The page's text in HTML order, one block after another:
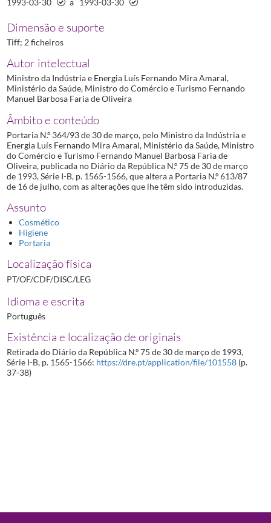
Dimensão e suporte
Tiff; 2 ficheiros
Autor intelectual
Ministro da Indústria e Energia Luís Fernando Mira Amaral,
Ministério da Saúde, Ministro do Comércio e Turismo Fernando
Manuel Barbosa Faria de Oliveira
Âmbito e conteúdo
Portaria N.º 364/93 de 30 de março, pelo Ministro da Indústria e
Energia Luís Fernando Mira Amaral, Ministério da Saúde, Ministro
do Comércio e Turismo Fernando Manuel Barbosa Faria de
Oliveira, publicada no Diário da República N.º 75 de 30 de março
de 1993, Série I-B, p. 1565-1566, que altera a Portaria N.º 613/87
de 16 de julho, com as alterações que lhe têm sido introduzidas.
Assunto
Cosmético
Higiene
Portaria
Localização física
PT/OF/CDF/DISC/LEG
Idioma e escrita
Português
Existência e localização de originais
Retirada do Diário da República N.º 75 de 30 de março de 1993,
Série I-B, p. 1565-1566: https://dre.pt/application/file/101558(p.
37-38)